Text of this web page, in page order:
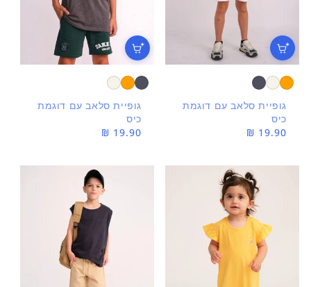
גופיית סלאב עם דוגמת
כיס
מחיר
19.90 ₪
גופיית סלאב עם דוגמת
כיס
מחיר
19.90 ₪